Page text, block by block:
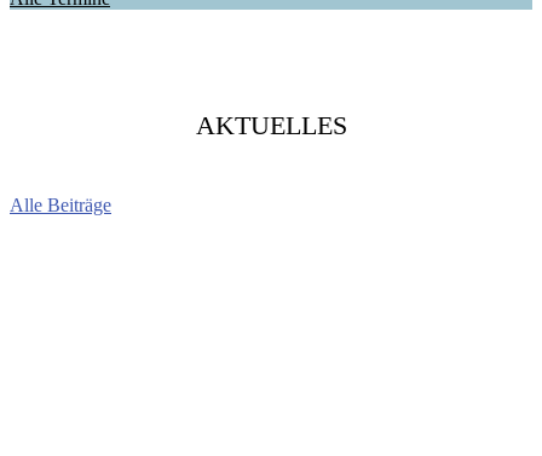
AKTUELLES
Alle Beiträge